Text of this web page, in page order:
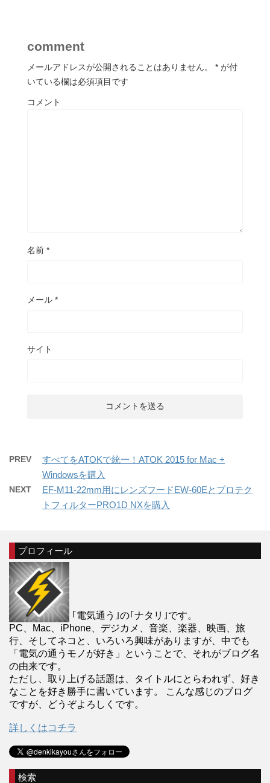
comment
メールアドレスが公開されることはありません。 * が付
いている欄は必須項目です
コメント
名前 *
メール *
サイト
PREV
すべてをATOKで統一！ATOK 2015 for Mac +
Windowsを購入
NEXT
EF-M11-22mm用にレンズフードEW-60Eとプロテク
トフィルターPRO1D NXを購入
プロフィール
｢電気通う｣の｢ナタリ｣です。
PC、Mac、iPhone、デジカメ、音楽、楽器、映画、旅
行、そしてネコと、いろいろ興味がありますが、中でも
「電気の通うモノが好き」ということで、それがブログ名
の由来です。
ただし、取り上げる話題は、タイトルにとらわれず、好き
なことを好き勝手に書いています。 こんな感じのブログ
ですが、どうぞよろしくです。
詳しくはコチラ
検索